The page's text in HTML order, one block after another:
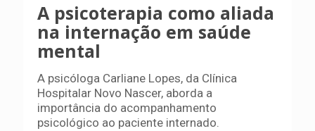
A psicoterapia como aliada
na internação em saúde
mental
A psicóloga Carliane Lopes, da Clínica
Hospitalar Novo Nascer, aborda a
importância do acompanhamento
psicológico ao paciente internado.